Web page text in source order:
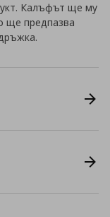
Калъфът ще му
ще предпазва